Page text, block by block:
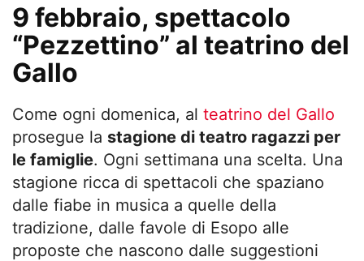
9 febbraio, spettacolo
“Pezzettino” al teatrino del
Gallo
Come ogni domenica, al teatrino del Gallo
prosegue la stagione di teatro ragazzi per
le famiglie. Ogni settimana una scelta. Una
stagione ricca di spettacoli che spaziano
dalle fiabe in musica a quelle della
tradizione, dalle favole di Esopo alle
proposte che nascono dalle suggestioni